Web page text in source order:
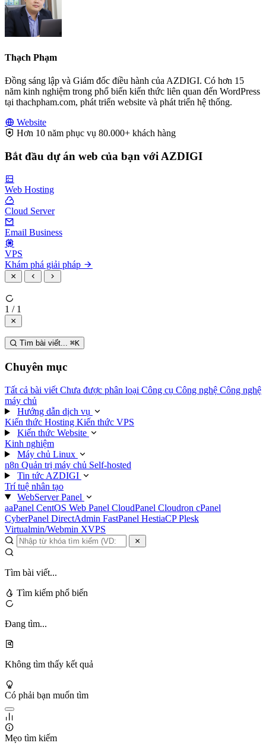
Thạch Phạm
Đồng sáng lập và Giám đốc điều hành của AZDIGI. Có hơn 15
năm kinh nghiệm trong phổ biến kiến thức liên quan đến WordPress
tại thachpham.com, phát triển website và phát triển hệ thống.
Website
Hơn 10 năm phục vụ 80.000+ khách hàng
Bắt đầu dự án web của bạn với AZDIGI
Web Hosting
Cloud Server
Email Business
VPS
Khám phá giải pháp
1 / 1
Tìm bài viết... ⌘K
Chuyên mục
Tất cả bài viết Chưa được phân loại Công cụ Công nghệ Công nghệ
máy chủ
Hướng dẫn dịch vụ
Kiến thức Hosting Kiến thức VPS
Kiến thức Website
Kinh nghiệm
Máy chủ Linux
n8n Quản trị máy chủ Self-hosted
Tin tức AZDIGI
Trí tuệ nhân tạo
WebServer Panel
aaPanel CentOS Web Panel CloudPanel Cloudron cPanel
CyberPanel DirectAdmin FastPanel HestiaCPPlesk
Virtualmin/Webmin XVPS
Tìm bài viết...
Tìm kiếm phổ biến
Đang tìm...
Không tìm thấy kết quả
Có phải bạn muốn tìm
Mẹo tìm kiếm